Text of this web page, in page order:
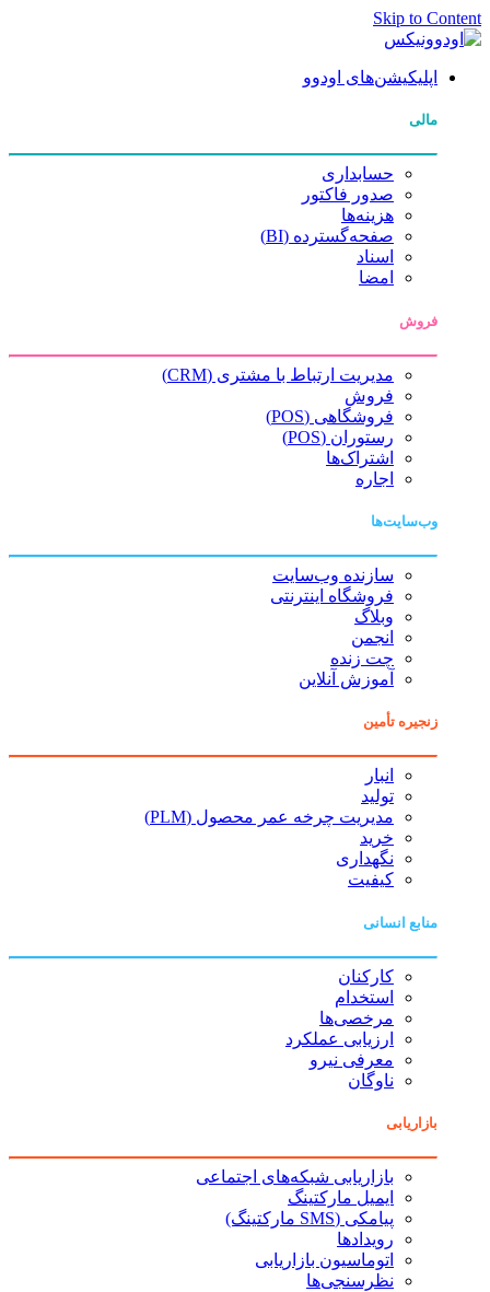
Skip to Content
اپلیکیشن‌های اودوو
مالی
حسابداری
صدور فاکتور
هزینه‌ها
صفحه‌گسترده (BI)
اسناد
امضا
فروش
مدیریت ارتباط با مشتری (CRM)
فروش
فروشگاهی (POS)
رستوران (POS)
اشتراک‌ها
اجاره
وب‌سایت‌ها
سازنده وب‌سایت
فروشگاه اینترنتی
وبلاگ
انجمن
چت زنده
آموزش آنلاین
زنجیره تأمین
انبار
تولید
مدیریت چرخه عمر محصول (PLM)
خرید
نگهداری
کیفیت
منابع انسانی
کارکنان
استخدام
مرخصی‌ها
ارزیابی عملکرد
معرفی نیرو
ناوگان
بازاریابی
بازاریابی شبکه‌های اجتماعی
ایمیل مارکتینگ
پیامکی (SMS مارکتینگ)
رویدادها
اتوماسیون بازاریابی
نظرسنجی‌ها